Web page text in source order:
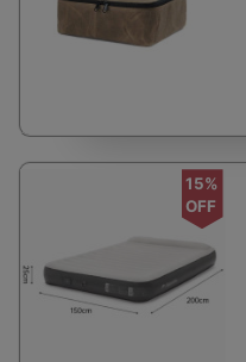
15%
OFF